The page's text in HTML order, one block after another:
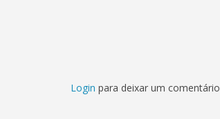
Login para deixar um comentário